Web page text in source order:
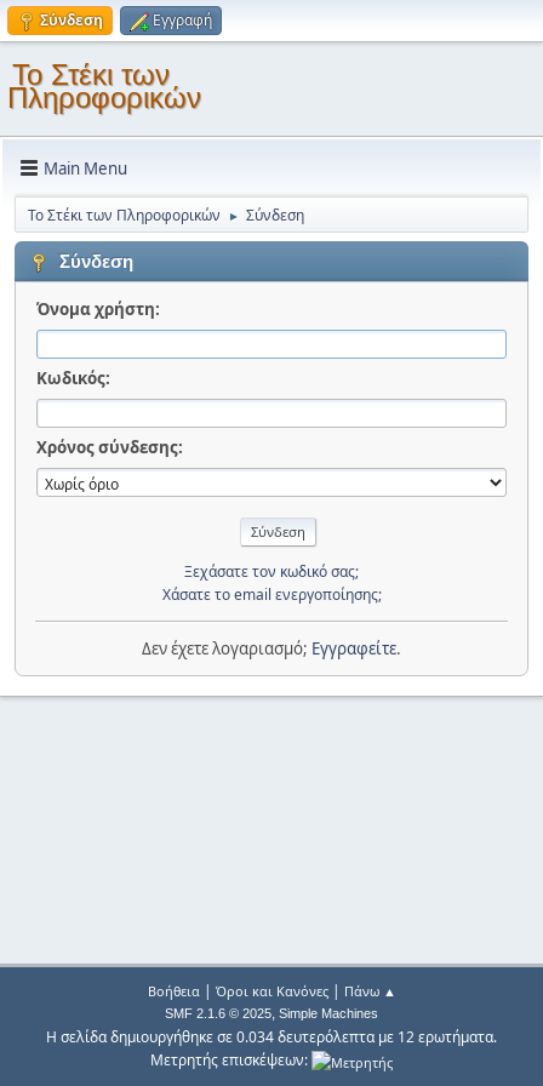
Σύνδεση Εγγραφή
Το Στέκι των
Πληροφορικών
Main Menu
Το Στέκι των Πληροφορικών ► Σύνδεση
Σύνδεση
Όνομα χρήστη:
Κωδικός:
Χρόνος σύνδεσης:
Ξεχάσατε τον κωδικό σας;
Χάσατε το email ενεργοποίησης;
Δεν έχετε λογαριασμό; Εγγραφείτε.
Βοήθεια| Όροι και Κανόνες| Πάνω ▲
SMF 2.1.6 © 2025, Simple Machines
Η σελίδα δημιουργήθηκε σε 0.034 δευτερόλεπτα με 12 ερωτήματα.
Μετρητής επισκέψεων: